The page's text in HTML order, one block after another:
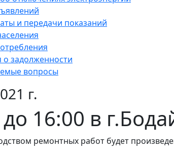
и передачи показаний
задолженности
вопросы
г.
16:00 в
ремонтных работ будет